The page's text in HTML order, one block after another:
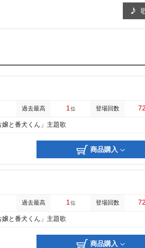
過去最高 1 位 登場回数 72
と番犬くん」主題歌
商品購入
過去最高 1 位 登場回数 72
と番犬くん」主題歌
商品購入